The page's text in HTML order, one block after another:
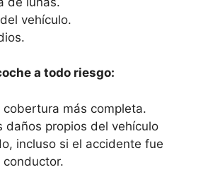
vehículo.
a todo riesgo:
cobertura más completa.
daños propios del vehículo
incluso si el accidente fue
conductor.